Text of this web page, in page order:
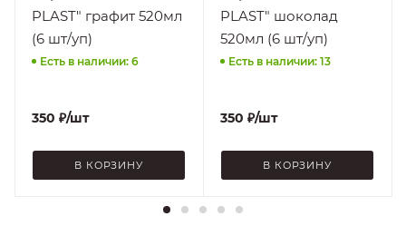
Камень, Кирпич,
Металл,
Нержавеющая
сталь, Цветной
Материал
Нанесение
На
PLAST" графит 520мл
(6 шт/уп)
Есть в наличии: 6
350 ₽/шт
В КОРЗИНУ
Камень, Кирпич,
Нержавеющая
сталь, Цветной
Материал
Нанесение
На
поверхность, При
PLAST" шоколад
520мл (6 шт/уп)
Есть в наличии: 13
350 ₽/шт
В КОРЗИНУ